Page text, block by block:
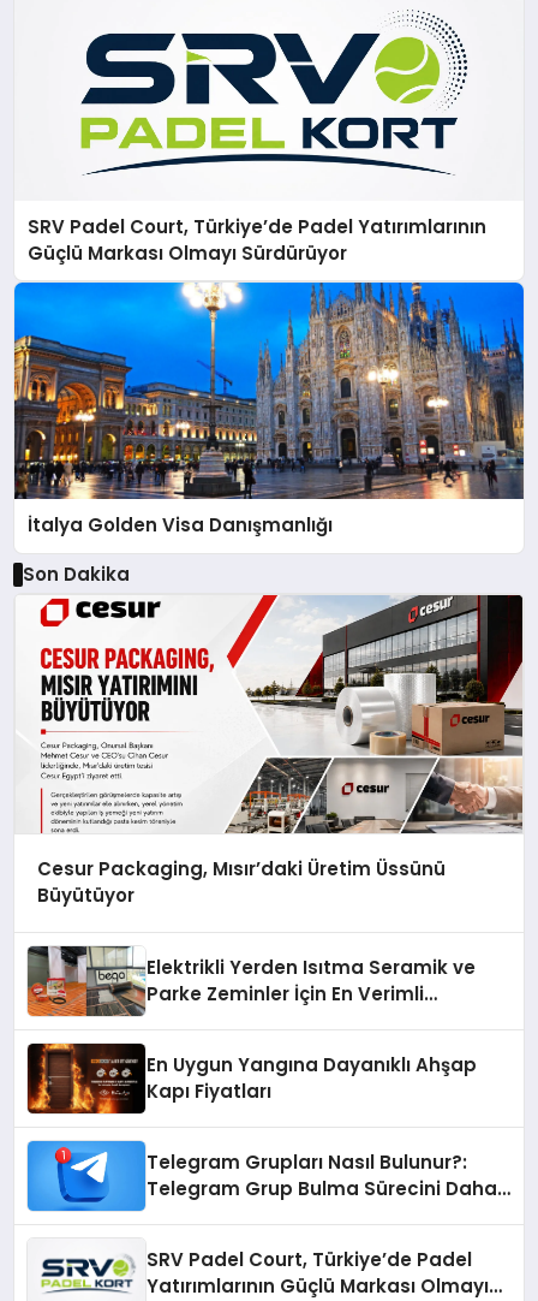
SRV Padel Court, Türkiye’de Padel Yatırımlarının
Güçlü Markası Olmayı Sürdürüyor
İtalya Golden Visa Danışmanlığı
Son Dakika
Cesur Packaging, Mısır’daki Üretim Üssünü
Büyütüyor
Elektrikli Yerden Isıtma Seramik ve
Parke Zeminler İçin En Verimli
En Uygun Yangına Dayanıklı Ahşap
Kapı Fiyatları
Telegram Grupları Nasıl Bulunur?:
Telegram Grup Bulma Sürecini Daha
SRV Padel Court, Türkiye’de Padel
Yatırımlarının Güçlü Markası Olmayı